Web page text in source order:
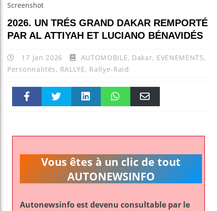
Screenshot
2026. UN TRÉS GRAND DAKAR REMPORTÉ
PAR AL ATTIYAH ET LUCIANO BÉNAVIDÉS
17 Jan 2026 AUTOMOBILE, Dakar, EVENEMENTS,
Personnalités, RALLYE, Rallye-Raid
k pt
Vous êtes à un clic de tout
AUTONEWSINFO
Autonewsinfo est devenu consultable par le